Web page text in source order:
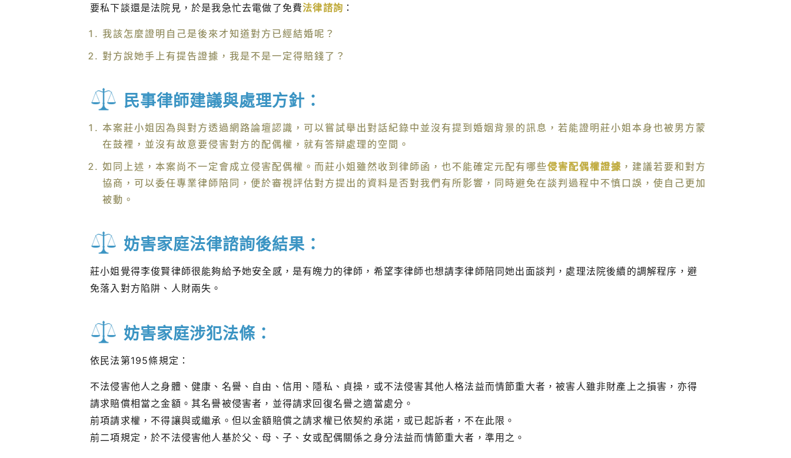
要私下談還是法院見，於是我急忙去電做了免費法律諮詢 ：
我該怎麼證明自己是後來才知道對方已經結婚呢？
對方說她手上有提告證據，我是不是一定得賠錢了？
民事律師建議與處理方針：
本案莊小姐因為與對方透過網路論壇認識，可以嘗試舉出對話紀錄中並沒有提到婚姻背景的訊息，若能證明莊小姐本身也被男方蒙
在鼓裡，並沒有故意要侵害對方的配偶權，就有答辯處理的空間。
如同上述，本案尚不一定會成立侵害配偶權。而莊小姐雖然收到律師函，也不能確定元配有哪些侵害配偶權證據 ，建議若要和對方
協商，可以委任專業律師陪同，便於審視評估對方提出的資料是否對我們有所影響，同時避免在談判過程中不慎口誤，使自己更加
被動。
妨害家庭法律諮詢後結果：
莊小姐覺得李俊賢律師很能夠給予她安全感，是有魄力的律師，希望李律師也想請李律師陪同她出面談判，處理法院後續的調解程序，避
免落入對方陷阱、人財兩失。
妨害家庭涉犯法條：
依民法第195條規定：
不法侵害他人之身體、健康、名譽、自由、信用、隱私、貞操，或不法侵害其他人格法益而情節重大者，被害人雖非財產上之損害，亦得
請求賠償相當之金額。其名譽被侵害者，並得請求回復名譽之適當處分。
前項請求權，不得讓與或繼承。但以金額賠償之請求權已依契約承諾，或已起訴者，不在此限。
前二項規定，於不法侵害他人基於父、母、子、女或配偶關係之身分法益而情節重大者，準用之。